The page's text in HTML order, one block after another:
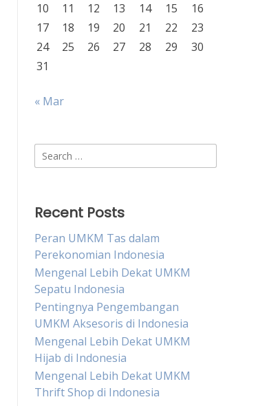
10
11 12 13 14 15
16
17
18 19 20 21 22
23
24
25 26 27 28 29
30
31
« Mar
Search
for:
Recent Posts
Peran UMKM Tas dalam
Perekonomian Indonesia
Mengenal Lebih Dekat UMKM
Sepatu Indonesia
Pentingnya Pengembangan
UMKM Aksesoris di Indonesia
Mengenal Lebih Dekat UMKM
Hijab di Indonesia
Mengenal Lebih Dekat UMKM
Thrift Shop di Indonesia